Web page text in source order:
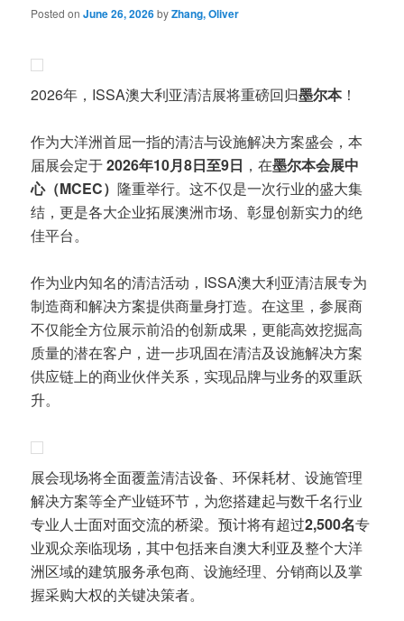
Posted onJune 26, 2026byZhang, Oliver
2026年，ISSA澳大利亚清洁展将重磅回归墨尔本！
作为大洋洲首屈一指的清洁与设施解决方案盛会，本
届展会定于2026年10月8日至9日 ，在墨尔本会展中
心（MCEC）隆重举行。这不仅是一次行业的盛大集
结，更是各大企业拓展澳洲市场、彰显创新实力的绝
佳平台。
作为业内知名的清洁活动，ISSA澳大利亚清洁展专为
制造商和解决方案提供商量身打造。在这里，参展商
不仅能全方位展示前沿的创新成果，更能高效挖掘高
质量的潜在客户，进一步巩固在清洁及设施解决方案
供应链上的商业伙伴关系，实现品牌与业务的双重跃
升。
展会现场将全面覆盖清洁设备、环保耗材、设施管理
解决方案等全产业链环节，为您搭建起与数千名行业
专业人士面对面交流的桥梁。预计将有超过2,500名专
业观众亲临现场，其中包括来自澳大利亚及整个大洋
洲区域的建筑服务承包商、设施经理、分销商以及掌
握采购大权的关键决策者。